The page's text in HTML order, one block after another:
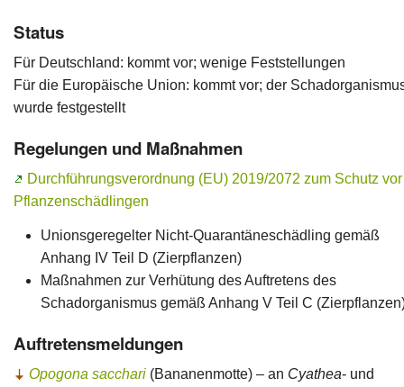
Status
Für Deutschland: kommt vor; wenige Feststellungen
Für die Europäische Union: kommt vor; der
wurde festgestellt
Regelungen und Maßnahmen
Durchführungsverordnung (EU) 2019/2072 zum Schutz vor
Pflanzenschädlingen
Unionsgeregelter Nicht-Quarantäneschädling gemäß
Anhang IV Teil D (Zierpflanzen)
Maßnahmen zur Verhütung des Auftretens des
Schadorganismus gemäß Anhang V Teil C
Auftretensmeldungen
Opogona sacchari (Bananenmotte) – an Cyathea- und